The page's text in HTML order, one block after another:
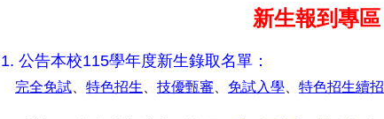
新生報到專區
1. 公告本校115學年度新生錄取名單：
完全免試 特色招生 技優甄審 免試入學 特色招生續招